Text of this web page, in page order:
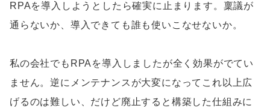
RPAを導入しようとしたら確実に止まります。稟議が
通らないか、導入できても誰も使いこなせないか。
私の会社でもRPAを導入しましたが全く効果がでてい
ません。逆にメンテナンスが大変になってこれ以上広
げるのは難しい、だけど廃止すると構築した仕組みに